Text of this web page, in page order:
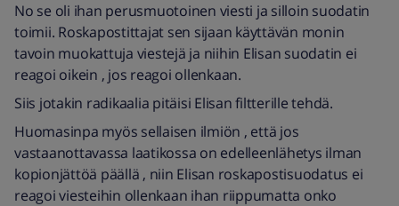
No se oli ihan perusmuotoinen viesti ja silloin suodatin
toimii. Roskapostittajat sen sijaan käyttävän monin
tavoin muokattuja viestejä ja niihin Elisan suodatin ei
reagoi oikein , jos reagoi ollenkaan.
Siis jotakin radikaalia pitäisi Elisan filtterille tehdä.
Huomasinpa myös sellaisen ilmiön , että jos
vastaanottavassa laatikossa on edelleenlähetys ilman
kopionjättöä päällä , niin Elisan roskapostisuodatus ei
reagoi viesteihin ollenkaan ihan riippumatta onko